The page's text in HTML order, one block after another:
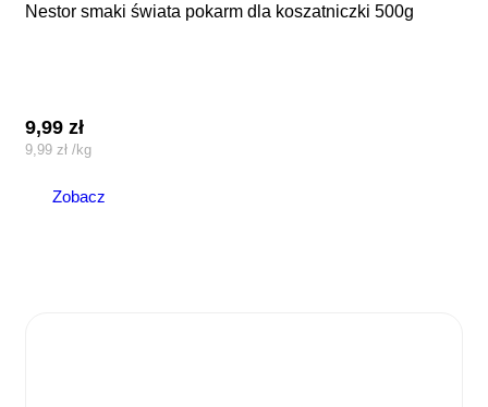
nestor smaki świata pokarm dla koszatniczki 500g
9,99zł
9,99 zł /kg
Zobacz